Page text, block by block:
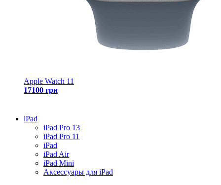
Apple Watch 11
17100 грн
iPad
iPad Pro 13
iPad Pro 11
iPad
iPad Air
iPad Mini
Аксессуары для iPad